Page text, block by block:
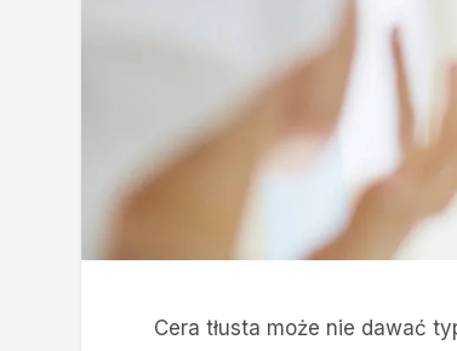
Cera tłusta może nie dawać